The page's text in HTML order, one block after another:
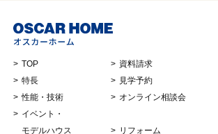
TOP
特長
性能・技術
イベント・
モデルハウス
資料請求
見学予約
オンライン相談会
リフォーム